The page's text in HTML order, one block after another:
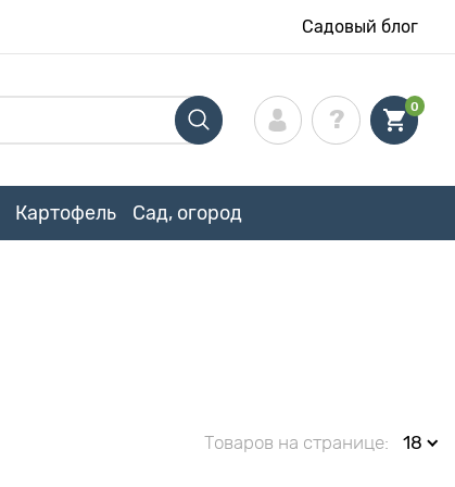
Садовый блог
0
Картофель Сад, огород
Товаров на странице: 18